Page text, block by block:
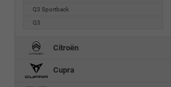
Q3 Sportback
Q3
Citroën
Cupra